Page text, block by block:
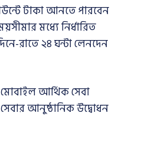
টাকা আনতে পারবেন
মধ্যে নির্ধারিত
রাতে ২৪ ঘন্টা লেনদেন
মোবাইল আর্থিক সেবা
আনুষ্ঠানিক উদ্বোধন